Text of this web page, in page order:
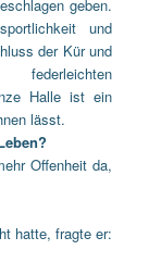
geben.
und
der Kür und
Halle ist ein
lässt.
Offenheit da,
hatte, fragte er: